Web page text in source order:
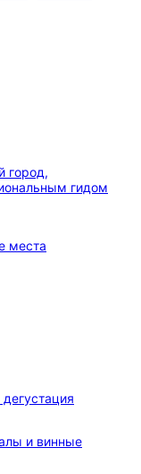
город,
гидом
и винные